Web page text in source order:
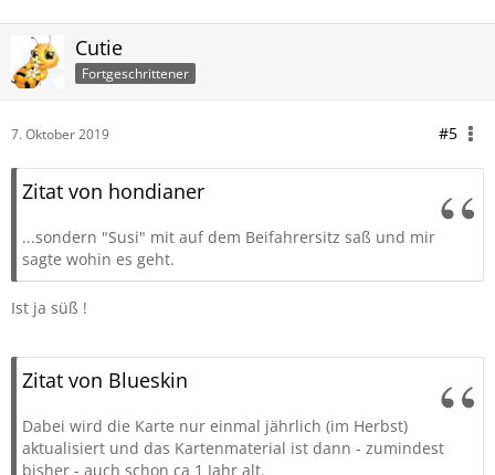
Cutie
Fortgeschrittener
7. Oktober 2019 #5
Zitat von hondianer
...sondern "Susi" mit auf dem Beifahrersitz saß und mir
sagte wohin es geht.
Ist ja süß !
Zitat von Blueskin
Dabei wird die Karte nur einmal jährlich (im Herbst)
aktualisiert und das Kartenmaterial ist dann - zumindest
bisher - auch schon ca 1 Jahr alt.